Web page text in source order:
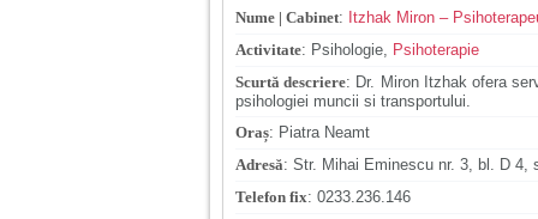
Nume | Cabinet: Itzhak Miron –
Activitate: Psihologie, Psihoterapie
Scurtă descriere: Dr. Miron Itzhak ofera
psihologiei muncii si transportului.
Oraș: Piatra Neamt
Adresă: Str. Mihai Eminescu nr. 3, bl. D 4,
Telefon fix: 0233.236.146